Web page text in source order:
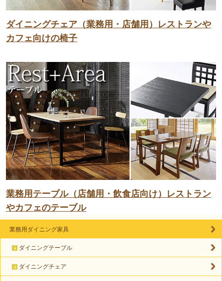
ダイニングチェア（業務用・店舗用）レストランや
カフェ向けの椅子
業務用テーブル（店舗用・飲食店向け）レストラン
やカフェのテーブル
業務用ダイニング家具
ダイニングテーブル
ダイニングチェア